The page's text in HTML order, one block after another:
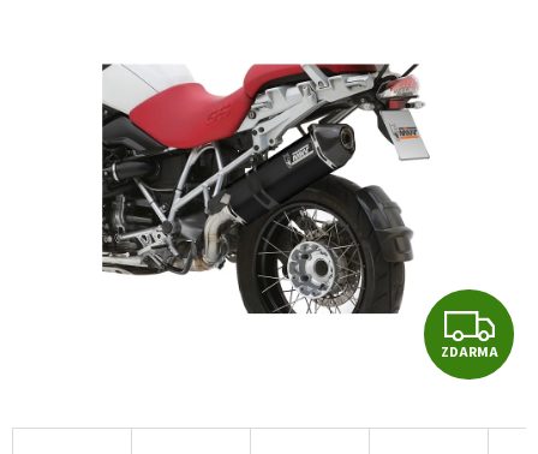
Z
D
A
ZDARMA